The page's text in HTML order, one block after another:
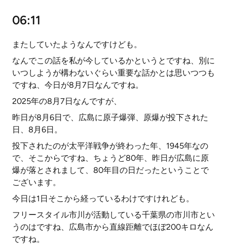
06:11
またしていたようなんですけども。
なんでこの話を私が今しているかというとですね、別に
いつしようが構わないぐらい重要な話かとは思いつつも
ですね、今日が8月7日なんですね。
2025年の8月7日なんですが、
昨日が8月6日で、広島に原子爆弾、原爆が投下された
日、8月6日。
投下されたのが太平洋戦争が終わった年、1945年なの
で、そこからですね、ちょうど80年、昨日が広島に原
爆が落とされまして、80年目の日だったということで
ございます。
今日は1日そこから経っているわけですけれども。
フリースタイル市川が活動している千葉県の市川市とい
うのはですね、広島市から直線距離でほぼ200キロなん
ですね。